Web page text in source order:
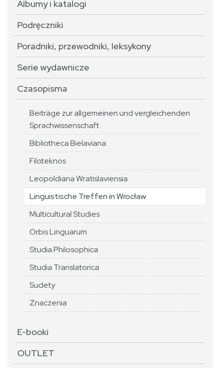
Albumy i katalogi
Podręczniki
Poradniki, przewodniki, leksykony
Serie wydawnicze
Czasopisma
Beiträge zur allgemeinen und vergleichenden
Sprachwissenschaft
Bibliotheca Bielaviana
Filoteknos
Leopoldiana Wratislaviensia
Linguistische Treffen in Wrocław
Multicultural Studies
Orbis Linguarum
Studia Philosophica
Studia Translatorica
Sudety
Znaczenia
E-booki
OUTLET